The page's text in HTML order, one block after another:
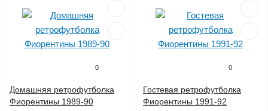
0
Домашняя ретрофутболка
Фиорентины 1989-90
0
Гостевая ретрофутболка
Фиорентины 1991-92